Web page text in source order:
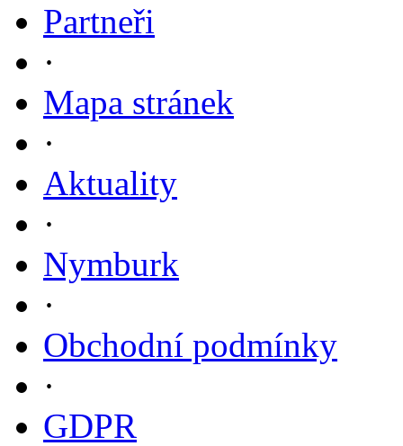
Partneři
·
Mapa stránek
·
Aktuality
·
Nymburk
·
Obchodní podmínky
·
GDPR